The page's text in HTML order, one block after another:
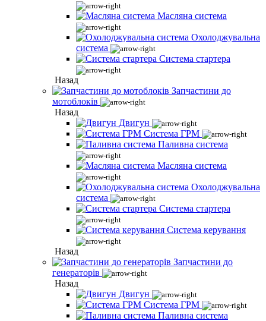
Масляна система
Охолоджувальна
система
Система стартера
Назад
Запчастини до
мотоблоків
Назад
Двигун
Система ГРМ
Паливна система
Масляна система
Охолоджувальна
система
Система стартера
Система керування
Назад
Запчастини до
генераторів
Назад
Двигун
Система ГРМ
Паливна система